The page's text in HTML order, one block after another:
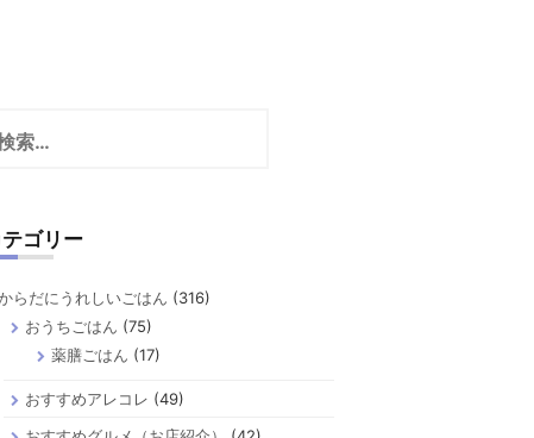
テゴリー
らだにうれしいごはん (316)
おうちごはん (75)
薬膳ごはん (17)
おすすめアレコレ (49)